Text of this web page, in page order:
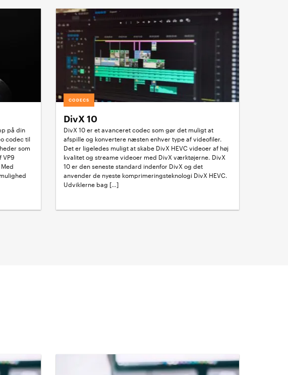
på din
codec til
som
VP9
CODECS
DivX 10
DivX 10 er et avanceret codec som gør det muligt at
afspille og konvertere næsten enhver type af videofiler.
Det er ligeledes muligt at skabe DivX HEVC videoer af høj
kvalitet og streame videoer med DivX værktøjerne. DivX
10 er den seneste standard indenfor DivX og det
anvender de nyeste komprimeringsteknologi DivX HEVC.
Udviklerne bag […]